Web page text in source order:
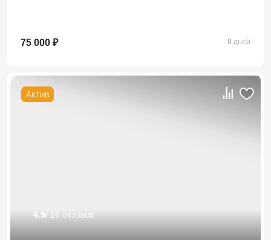
75 000 ₽ 8 дней
Актив
4.9/ 16 отзывов